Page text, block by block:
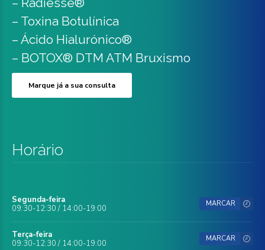
– Toxina Botulínica
– Ácido Hialurónico®
– BOTOX® DTM ATM Bruxismo
Marque já a sua consulta
Horário
Segunda-feira
09:30-12:30 / 14:00-19:00
MARCAR
Terça-feira
09:30-12:30 / 14:00-19:00
MARCAR